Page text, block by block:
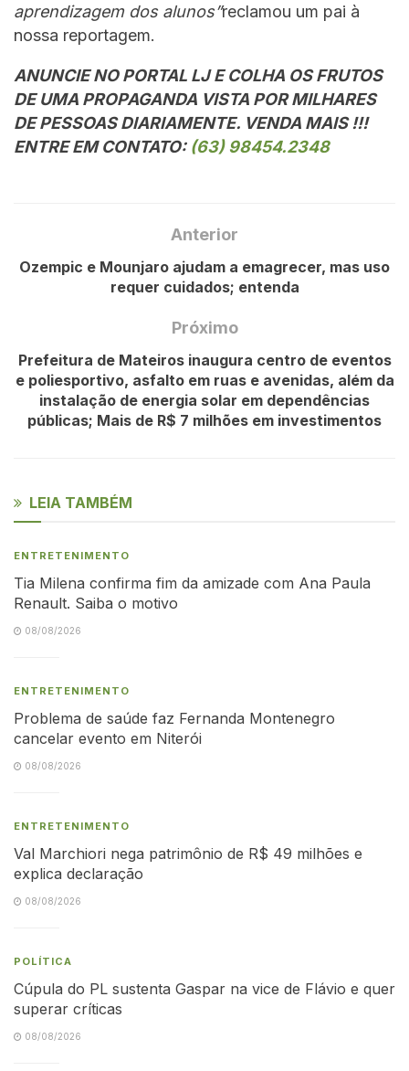
aprendizagem dos alunos”reclamou um pai à
nossa reportagem.
ANUNCIE NO PORTAL LJ E COLHA OS FRUTOS
DE UMA PROPAGANDA VISTA POR MILHARES
DE PESSOAS DIARIAMENTE. VENDA MAIS !!!
ENTRE EM CONTATO: (63) 98454.2348
Anterior
Ozempic e Mounjaro ajudam a emagrecer, mas uso
requer cuidados; entenda
Próximo
Prefeitura de Mateiros inaugura centro de eventos
e poliesportivo, asfalto em ruas e avenidas, além da
instalação de energia solar em dependências
públicas; Mais de R$ 7 milhões em investimentos
LEIA TAMBÉM
ENTRETENIMENTO
Tia Milena confirma fim da amizade com Ana Paula
Renault. Saiba o motivo
08/08/2026
ENTRETENIMENTO
Problema de saúde faz Fernanda Montenegro
cancelar evento em Niterói
08/08/2026
ENTRETENIMENTO
Val Marchiori nega patrimônio de R$ 49 milhões e
explica declaração
08/08/2026
POLÍTICA
Cúpula do PL sustenta Gaspar na vice de Flávio e quer
superar críticas
08/08/2026